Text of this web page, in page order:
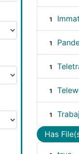
1
1
1
1
1
Has